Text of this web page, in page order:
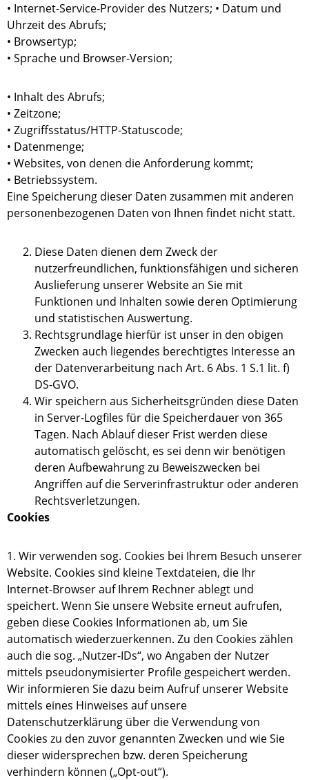
• Internet-Service-Provider des Nutzers; • Datum und
Uhrzeit des Abrufs;
• Browsertyp;
• Sprache und Browser-Version;
• Inhalt des Abrufs;
• Zeitzone;
• Zugriffsstatus/HTTP-Statuscode;
• Datenmenge;
• Websites, von denen die Anforderung kommt;
• Betriebssystem.
Eine Speicherung dieser Daten zusammen mit anderen
personenbezogenen Daten von Ihnen findet nicht statt.
Diese Daten dienen dem Zweck der
nutzerfreundlichen, funktionsfähigen und sicheren
Auslieferung unserer Website an Sie mit
Funktionen und Inhalten sowie deren Optimierung
und statistischen Auswertung.
Rechtsgrundlage hierfür ist unser in den obigen
Zwecken auch liegendes berechtigtes Interesse an
der Datenverarbeitung nach Art. 6 Abs. 1 S.1 lit. f)
DS-GVO.
Wir speichern aus Sicherheitsgründen diese Daten
in Server-Logfiles für die Speicherdauer von 365
Tagen. Nach Ablauf dieser Frist werden diese
automatisch gelöscht, es sei denn wir benötigen
deren Aufbewahrung zu Beweiszwecken bei
Angriffen auf die Serverinfrastruktur oder anderen
Rechtsverletzungen.
Cookies
1. Wir verwenden sog. Cookies bei Ihrem Besuch unserer
Website. Cookies sind kleine Textdateien, die Ihr
Internet-Browser auf Ihrem Rechner ablegt und
speichert. Wenn Sie unsere Website erneut aufrufen,
geben diese Cookies Informationen ab, um Sie
automatisch wiederzuerkennen. Zu den Cookies zählen
auch die sog. „Nutzer-IDs“, wo Angaben der Nutzer
mittels pseudonymisierter Profile gespeichert werden.
Wir informieren Sie dazu beim Aufruf unserer Website
mittels eines Hinweises auf unsere
Datenschutzerklärung über die Verwendung von
Cookies zu den zuvor genannten Zwecken und wie Sie
dieser widersprechen bzw. deren Speicherung
verhindern können („Opt-out“).